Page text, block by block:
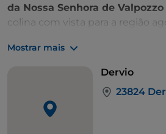
da Nossa Senhora de Valpozzo
colina com vista para a região
sobre o Pian di Spagna, com as
Mostrar mais
Dervio
23824